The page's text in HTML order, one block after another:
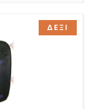
ΔΕΞΙ